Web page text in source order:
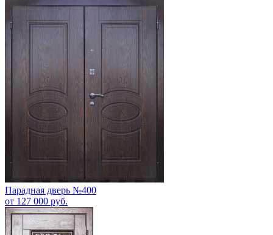
Парадная дверь №400
от 127 000 руб.